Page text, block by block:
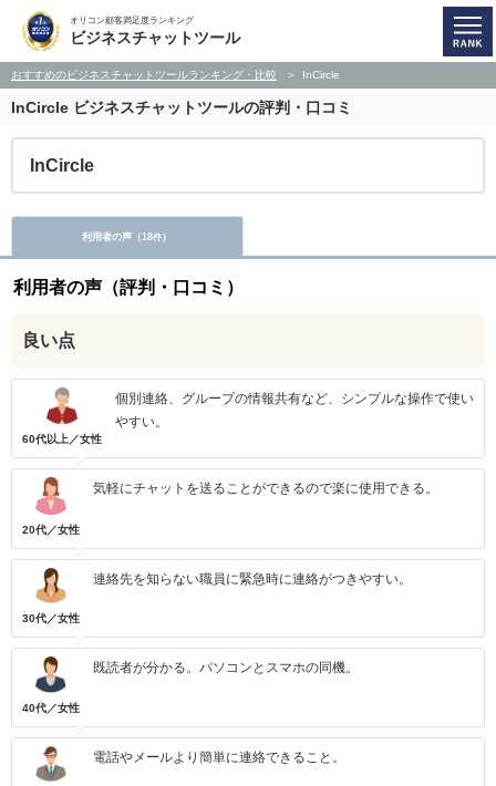
オリコン顧客満足度ランキング
ビジネスチャットツール
おすすめのビジネスチャットツールランキング・比較 InCircle
InCircle ビジネスチャットツールの評判・口コミ
InCircle
利用者の声（18件）
利用者の声（評判・口コミ）
良い点
60代以上／女性
個別連絡、グループの情報共有など、シンプルな操作で使い
やすい。
20代／女性
気軽にチャットを送ることができるので楽に使用できる。
30代／女性
連絡先を知らない職員に緊急時に連絡がつきやすい。
40代／女性
既読者が分かる。パソコンとスマホの同機。
電話やメールより簡単に連絡できること。